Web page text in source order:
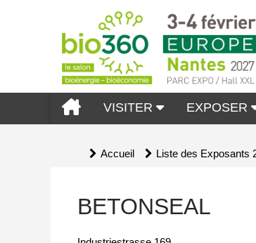
VISITER EXPOSER
Accueil Liste des Exposants
BETONSEAL